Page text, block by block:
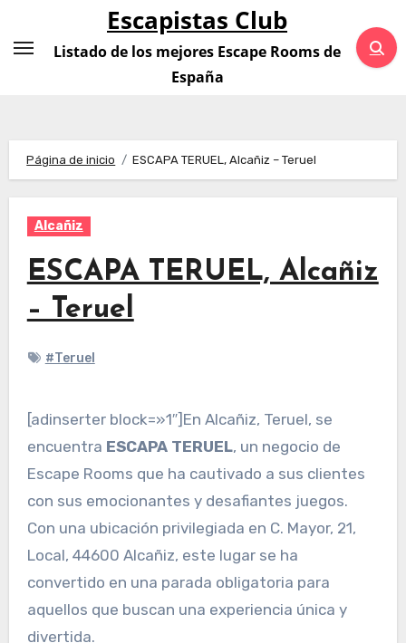
contenido
Escapistas Club
Listado de los mejores Escape Rooms de
España
Página de inicio ESCAPA TERUEL, Alcañiz – Teruel
Alcañiz
ESCAPA TERUEL, Alcañiz
– Teruel
#Teruel
[adinserter block=»1″]En Alcañiz, Teruel, se
encuentra ESCAPA TERUEL, un negocio de
Escape Rooms que ha cautivado a sus clientes
con sus emocionantes y desafiantes juegos.
Con una ubicación privilegiada en C. Mayor, 21,
Local, 44600 Alcañiz, este lugar se ha
convertido en una parada obligatoria para
aquellos que buscan una experiencia única y
divertida.